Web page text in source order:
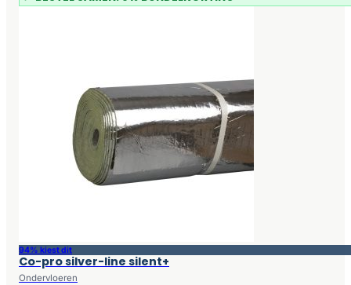
94% kiest dit
Co-pro silver-line silent+
Ondervloeren